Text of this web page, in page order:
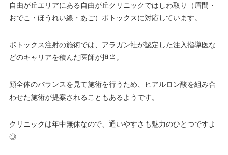
自由が丘エリアにある自由が丘クリニックではしわ取り（眉間・
おでこ・ほうれい線・あご）ボトックスに対応しています。
ボトックス注射の施術では、アラガン社が認定した注入指導医な
どのキャリアを積んだ医師が担当。
顔全体のバランスを見て施術を行うため、ヒアルロン酸を組み合
わせた施術が提案されることもあるようです。
クリニックは年中無休なので、通いやすさも魅力のひとつですよ
◎